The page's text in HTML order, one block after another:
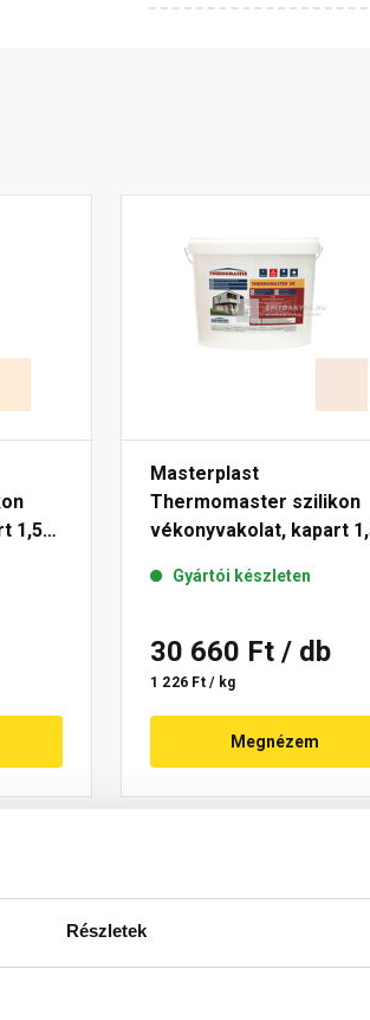
Részletek
1,5
Masterplast
Thermomaster szilikon
vékonyvakolat, kapart
Gyártói készleten
30 660 Ft / db
1 226 Ft / kg
Megnézem